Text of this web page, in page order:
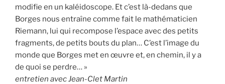
modifie en un kaléidoscope. Et c’est là-dedans que
Borges nous entraîne comme fait le mathématicien
Riemann, lui qui recompose l’espace avec des petits
fragments, de petits bouts du plan… C’est l’image du
monde que Borges met en œuvre et, en chemin, il y a
de quoi se perdre… »
entretien avec Jean-Clet Martin